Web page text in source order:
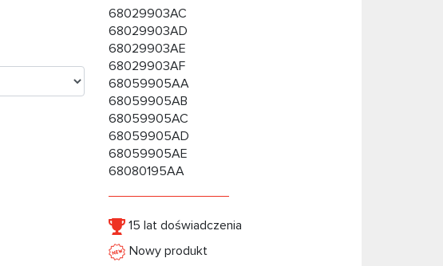
68029903AC
68029903AD
68029903AE
68029903AF
68059905AA
68059905AB
68059905AC
68059905AD
68059905AE
68080195AA
15 lat doświadczenia
Nowy produkt